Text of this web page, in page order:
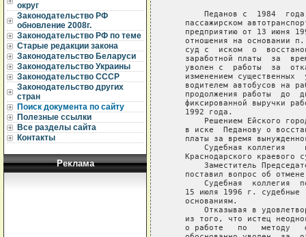
округ
Законодательство РФ
обновление 2008г.
Законодательство РФ по теме
Старые редакции закона
Законодательство Беларуси
Законодательство Украины
Законодательство СССР
Законодательство других
стран
Поиск документа по сайту
Полезные ссылки
Все разделы сайта
Контакты
Реклама
Педанов с  1984
пассажирском
предприятию от 13 июня
отношения на основании
суд с  иском  о
заработной платы  за
уволен с  работы  за
изменением существенных
водителем автобусов на
продолжения работы  до
фиксированной выручки
   1992 года.
Решением Ейского
в иске  Педанову о
платы за время
Судебная коллегия
Краснодарского краевого
Заместитель
поставил вопрос об
Судебная  коллегия
15 июля 1996 г. судебные
   основаниям.
Отказывая в
из того, что истец
о работе   по   методу